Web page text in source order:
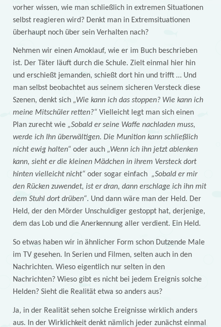
vorher wissen, wie man schließlich in extremen Situationen
selbst reagieren wird? Denkt man in Extremsituationen
überhaupt noch über sein Verhalten nach?
Nehmen wir einen Amoklauf, wie er im Buch beschrieben
ist. Der Täter läuft durch die Schule. Zielt einmal hier hin
und erschießt jemanden, schießt dort hin und trifft … Und
man selbst beobachtet aus seinem sicheren Versteck diese
Szenen, denkt sich „Wie kann ich das stoppen? Wie kann ich
meine Mitschüler retten?“ Vielleicht legt man sich einen
Plan zurecht wie „Sobald er seine Waffe nachladen muss,
werde ich Ihn überwältigen. Die Munition kann schließlich
nicht ewig halten“ oder auch „Wenn ich ihn jetzt ablenken
kann, sieht er die kleinen Mädchen in ihrem Versteck dort
hinten vielleicht nicht“ oder sogar einfach „Sobald er mir
den Rücken zuwendet, ist er dran, dann erschlage ich ihn mit
dem Stuhl dort drüben“. Und dann wäre man der Held. Der
Held, der den Mörder Unschuldiger gestoppt hat, derjenige,
dem das Lob und die Anerkennung aller verdient. Ein Held.
So etwas haben wir in ähnlicher Form schon Dutzende Male
im TV gesehen. In Serien und Filmen, selten auch in den
Nachrichten. Wieso eigentlich nur selten in den
Nachrichten? Wieso gibt es nicht bei jedem Ereignis solche
Helden? Sieht die Realität etwa so anders aus?
Ja, in der Realität sehen solche Ereignisse wirklich anders
aus. In der Wirklichkeit denkt nämlich jeder zunächst einmal